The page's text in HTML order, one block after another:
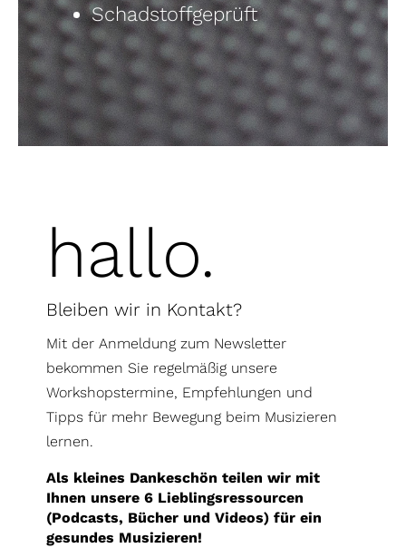
Schadstoffgeprüft
hallo.
Bleiben wir in Kontakt?
Mit der Anmeldung zum Newsletter
bekommen Sie regelmäßig unsere
Workshopstermine, Empfehlungen und
Tipps für mehr Bewegung beim Musizieren
lernen.
Als kleines Dankeschön teilen wir mit
Ihnen unsere 6 Lieblingsressourcen
(Podcasts, Bücher und Videos) für ein
gesundes Musizieren!